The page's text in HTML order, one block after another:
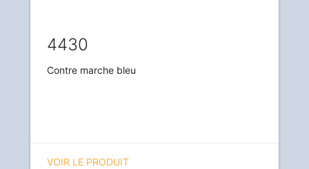
4430
Contre marche bleu
VOIR LE PRODUIT